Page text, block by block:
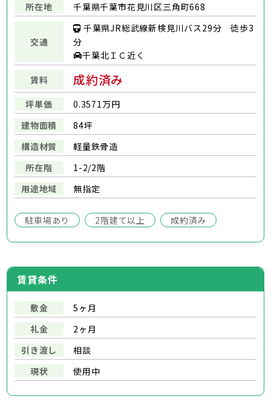
所在地 千葉県千葉市花見川区三角町668
交通
千葉県JR総武線新検見川バス29分 徒歩3
分
千葉北ＩＣ近く
賃料 成約済み
坪単価
0.3571万円
建物面積
84坪
構造材質
軽量鉄骨造
所在階
1-2/2階
用途地域
無指定
駐車場あり 2階建て以上 成約済み
賃貸条件
敷金
5ヶ月
礼金
2ヶ月
引き渡し
相談
現状
使用中